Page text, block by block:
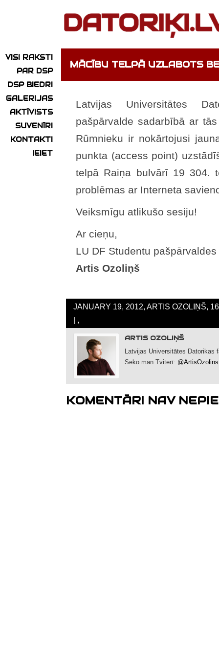
VISI RAKSTI
PAR DSP
DSP BIEDRI
GALERIJAS
AKTĪVISTS
SUVENĪRI
KONTAKTI
IEIET
MĀCĪBU TELPĀ UZLABOTS
Latvijas Universitātes
pašpārvalde sadarbībā ar
Rūmnieku ir nokārtojusi
punkta (access point)
telpā Raiņa bulvārī 19 304.
problēmas ar Interneta
Veiksmīgu atlikušo sesiju!
Ar cieņu,
LU DF Studentu
Artis Ozoliņš
JANUARY 19, 2012, ARTIS OZOLIŅŠ,
| ,
ARTIS OZOLIŅŠ
Latvijas Universitātes Datorikas
Seko man Tviterī: @ArtisOzolins
KOMENTĀRI NAV